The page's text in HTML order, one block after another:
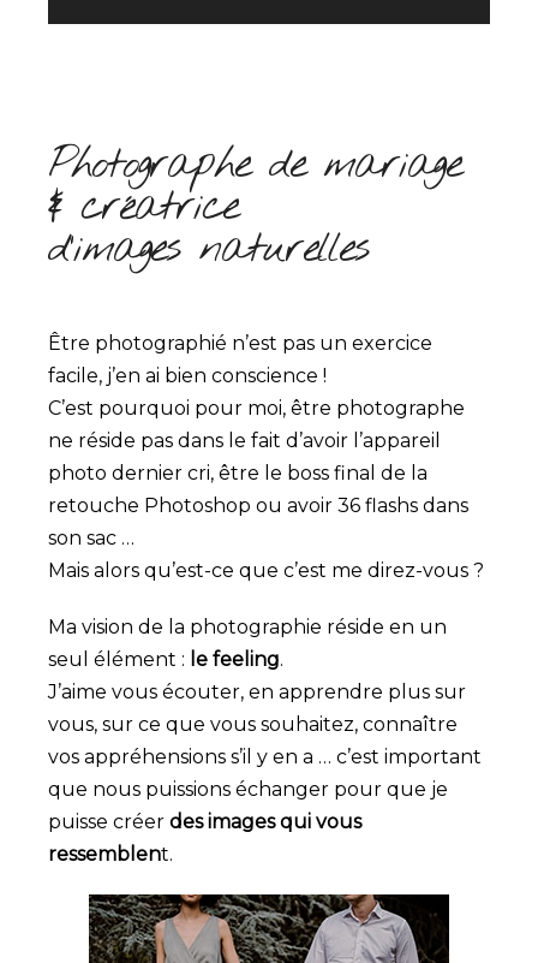
Photographe de mariage
& créatrice
d’images naturelles
Être photographié n’est pas un exercice
facile, j’en ai bien conscience !
C’est pourquoi pour moi, être photographe
ne réside pas dans le fait d’avoir l’appareil
photo dernier cri, être le boss final de la
retouche Photoshop ou avoir 36 flashs dans
son sac …
Mais alors qu’est-ce que c’est me direz-vous ?
Ma vision de la photographie réside en un
seul élément : le feeling.
J’aime vous écouter, en apprendre plus sur
vous, sur ce que vous souhaitez, connaître
vos appréhensions s’il y en a … c’est important
que nous puissions échanger pour que je
puisse créer des images qui vous
ressemblent.